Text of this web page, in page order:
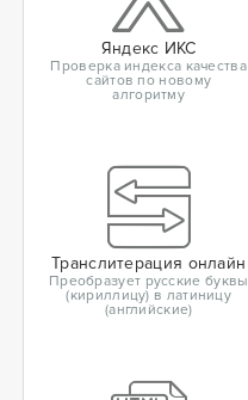
Яндекс ИКС
Проверка индекса качества
сайтов по новому
алгоритму
Транслитерация онлайн
Преобразует русские буквы
(кириллицу) в латиницу
(английские)